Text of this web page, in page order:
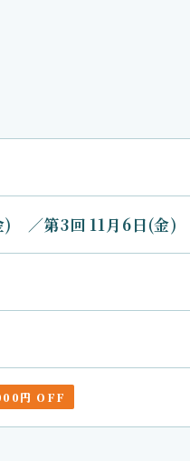
) ／第3回 11月6日(金)
円 OFF